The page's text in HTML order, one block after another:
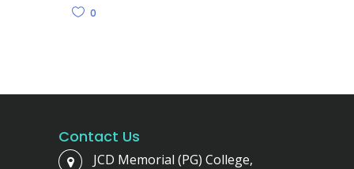
0
Contact Us
JCD Memorial (PG) College,